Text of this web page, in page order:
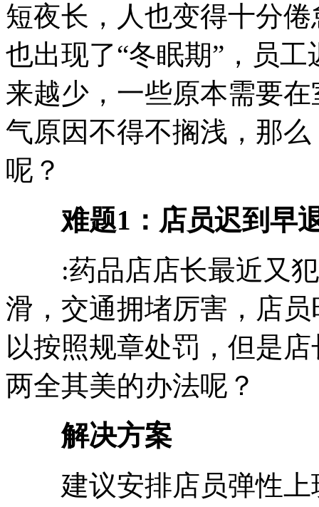
短夜长，人也变得十分
也出现了“冬眠期”，员
来越少，一些原本需要
气原因不得不搁浅，那
呢？
难题1： 店员迟到早
:药品店店长最近又犯
滑，交通拥堵厉害，店
以按照规章处罚，但是
两全其美的办法呢？
解决方案
建议安排店员弹性上